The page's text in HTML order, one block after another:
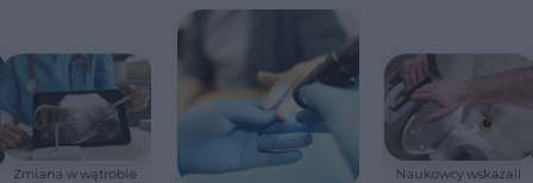
Zmiana w wątrobie
Naukowcy wskazali